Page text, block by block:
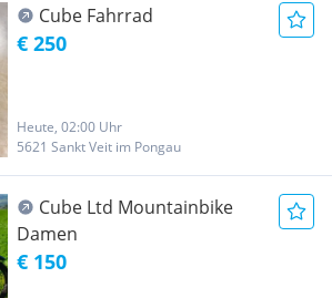
Cube Fahrrad
€ 250
Heute, 02:00 Uhr
5621 Sankt Veit im Pongau
Cube Ltd Mountainbike
Damen
€ 150